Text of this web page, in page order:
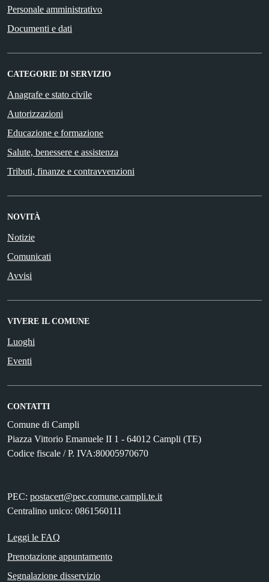
Personale amministrativo
Documenti e dati
CATEGORIE DI SERVIZIO
Anagrafe e stato civile
Autorizzazioni
Educazione e formazione
Salute, benessere e assistenza
Tributi, finanze e contravvenzioni
NOVITÀ
Notizie
Comunicati
Avvisi
VIVERE IL COMUNE
Luoghi
Eventi
CONTATTI
Comune di Campli
Piazza Vittorio Emanuele II 1 - 64012 Campli (TE)
Codice fiscale / P. IVA:80005970670
PEC: postacert@pec.comune.campli.te.it
Centralino unico: 0861560111
Leggi le FAQ
Prenotazione appuntamento
Segnalazione disservizio